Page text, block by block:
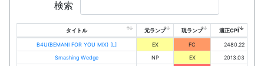
検索
タイトル 元ランプ 現ランプ 適正CPI
B4U(BEMANI FOR YOU MIX) [L] EX FC
2480.22
Smashing Wedge
NP EX
2013.03